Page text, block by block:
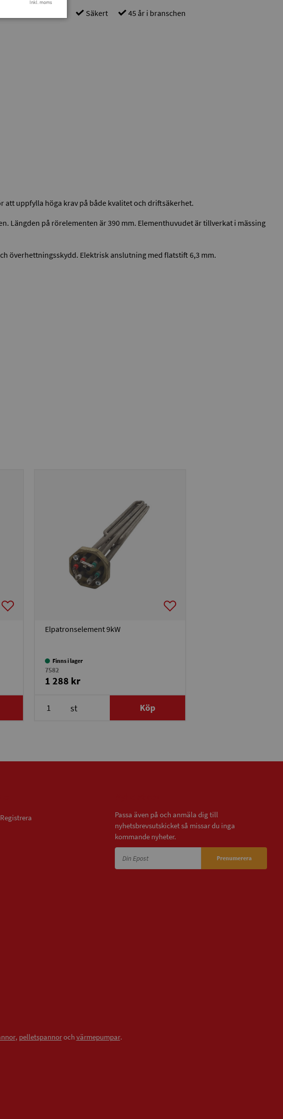
Säkert 45 år i branschen
uppfylla höga krav på både kvalitet och driftsäkerhet.
Längden på rörelementen är 390 mm. Elementhuvudet är tillverkat i mässing
överhettningsskydd. Elektrisk anslutning med flatstift 6,3 mm.
Elpatronselement 9kW
Finns i lager
7582
1 288 kr
st Köp
Passa även på och anmäla dig till
nyhetsbrevsutskicket så missar du inga
kommande nyheter.
Prenumerera
, pelletspannoroch värmepumpar.
Inkl. moms